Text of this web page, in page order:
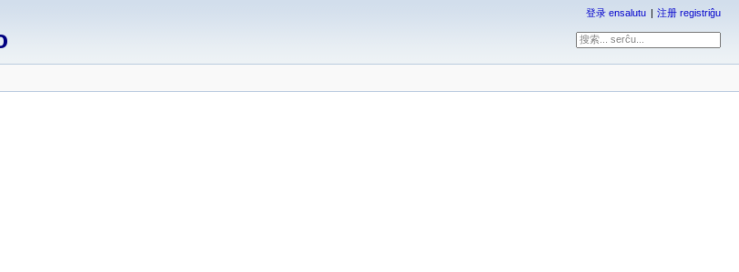
登录 ensalutu 注册 registriĝu